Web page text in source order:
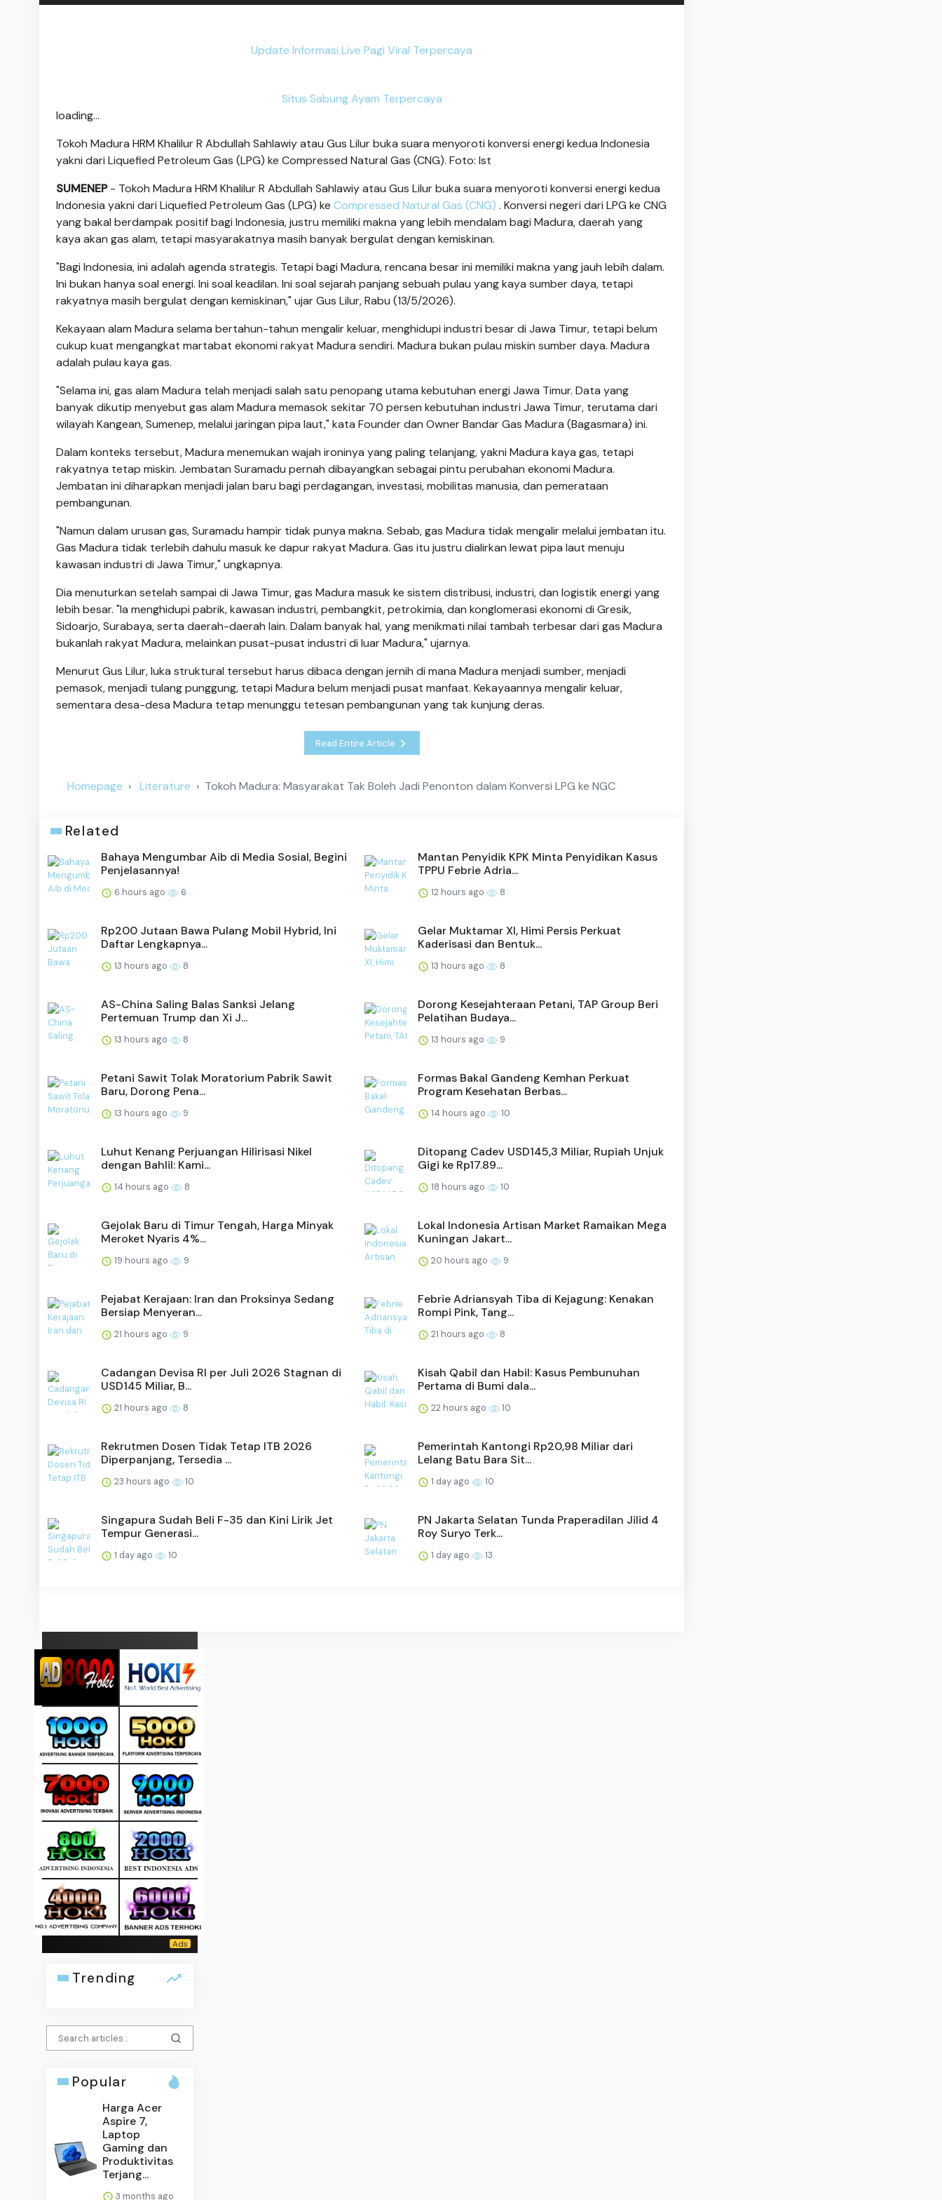
Update Informasi Live Pagi Viral Terpercaya
Situs Sabung Ayam Terpercaya
loading...
Tokoh Madura HRM Khalilur R Abdullah Sahlawiy atau Gus Lilur buka suara menyoroti konversi energi kedua Indonesia
yakni dari Liquefied Petroleum Gas (LPG) ke Compressed Natural Gas (CNG). Foto: Ist
SUMENEP- Tokoh Madura HRM Khalilur R Abdullah Sahlawiy atau Gus Lilur buka suara menyoroti konversi energi kedua
Indonesia yakni dari Liquefied Petroleum Gas (LPG) ke Compressed Natural Gas (CNG) . Konversi negeri dari LPG ke CNG
yang bakal berdampak positif bagi Indonesia, justru memiliki makna yang lebih mendalam bagi Madura, daerah yang
kaya akan gas alam, tetapi masyarakatnya masih banyak bergulat dengan kemiskinan.
"Bagi Indonesia, ini adalah agenda strategis. Tetapi bagi Madura, rencana besar ini memiliki makna yang jauh lebih dalam.
Ini bukan hanya soal energi. Ini soal keadilan. Ini soal sejarah panjang sebuah pulau yang kaya sumber daya, tetapi
rakyatnya masih bergulat dengan kemiskinan," ujar Gus Lilur, Rabu (13/5/2026).
Kekayaan alam Madura selama bertahun-tahun mengalir keluar, menghidupi industri besar di Jawa Timur, tetapi belum
cukup kuat mengangkat martabat ekonomi rakyat Madura sendiri. Madura bukan pulau miskin sumber daya. Madura
adalah pulau kaya gas.
"Selama ini, gas alam Madura telah menjadi salah satu penopang utama kebutuhan energi Jawa Timur. Data yang
banyak dikutip menyebut gas alam Madura memasok sekitar 70 persen kebutuhan industri Jawa Timur, terutama dari
wilayah Kangean, Sumenep, melalui jaringan pipa laut," kata Founder dan Owner Bandar Gas Madura (Bagasmara) ini.
Dalam konteks tersebut, Madura menemukan wajah ironinya yang paling telanjang, yakni Madura kaya gas, tetapi
rakyatnya tetap miskin. Jembatan Suramadu pernah dibayangkan sebagai pintu perubahan ekonomi Madura.
Jembatan ini diharapkan menjadi jalan baru bagi perdagangan, investasi, mobilitas manusia, dan pemerataan
pembangunan.
"Namun dalam urusan gas, Suramadu hampir tidak punya makna. Sebab, gas Madura tidak mengalir melalui jembatan itu.
Gas Madura tidak terlebih dahulu masuk ke dapur rakyat Madura. Gas itu justru dialirkan lewat pipa laut menuju
kawasan industri di Jawa Timur," ungkapnya.
Dia menuturkan setelah sampai di Jawa Timur, gas Madura masuk ke sistem distribusi, industri, dan logistik energi yang
lebih besar. "Ia menghidupi pabrik, kawasan industri, pembangkit, petrokimia, dan konglomerasi ekonomi di Gresik,
Sidoarjo, Surabaya, serta daerah-daerah lain. Dalam banyak hal, yang menikmati nilai tambah terbesar dari gas Madura
bukanlah rakyat Madura, melainkan pusat-pusat industri di luar Madura," ujarnya.
Menurut Gus Lilur, luka struktural tersebut harus dibaca dengan jernih di mana Madura menjadi sumber, menjadi
pemasok, menjadi tulang punggung, tetapi Madura belum menjadi pusat manfaat. Kekayaannya mengalir keluar,
sementara desa-desa Madura tetap menunggu tetesan pembangunan yang tak kunjung deras.
Read Entire Article
Homepage Literature Tokoh Madura: Masyarakat Tak Boleh Jadi Penonton dalam Konversi LPG ke NGC
Related
Bahaya Mengumbar Aib di Media Sosial, Begini
Penjelasannya!
6 hours ago 6
Mantan Penyidik KPK Minta Penyidikan Kasus
TPPU Febrie Adria...
12 hours ago 8
Rp200 Jutaan Bawa Pulang Mobil Hybrid, Ini
Daftar Lengkapnya...
13 hours ago 8
Gelar Muktamar XI, Himi Persis Perkuat
Kaderisasi dan Bentuk...
13 hours ago 8
AS-China Saling Balas Sanksi Jelang
Pertemuan Trump dan Xi J...
13 hours ago 8
Dorong Kesejahteraan Petani, TAP Group Beri
Pelatihan Budaya...
13 hours ago 9
Petani Sawit Tolak Moratorium Pabrik Sawit
Baru, Dorong Pena...
13 hours ago 9
Formas Bakal Gandeng Kemhan Perkuat
Program Kesehatan Berbas...
14 hours ago 10
Luhut Kenang Perjuangan Hilirisasi Nikel
dengan Bahlil: Kami...
14 hours ago 8
Ditopang Cadev USD145,3 Miliar, Rupiah Unjuk
Gigi ke Rp17.89...
18 hours ago 10
Gejolak Baru di Timur Tengah, Harga Minyak
Meroket Nyaris 4%...
19 hours ago 9
Lokal Indonesia Artisan Market Ramaikan Mega
Kuningan Jakart...
20 hours ago 9
Pejabat Kerajaan: Iran dan Proksinya Sedang
Bersiap Menyeran...
21 hours ago 9
Febrie Adriansyah Tiba di Kejagung: Kenakan
Rompi Pink, Tang...
21 hours ago 8
Cadangan Devisa RI per Juli 2026 Stagnan di
USD145 Miliar, B...
21 hours ago 8
Kisah Qabil dan Habil: Kasus Pembunuhan
Pertama di Bumi dala...
22 hours ago 10
Rekrutmen Dosen Tidak Tetap ITB 2026
Diperpanjang, Tersedia ...
23 hours ago 10
Pemerintah Kantongi Rp20,98 Miliar dari
Lelang Batu Bara Sit...
1 day ago 10
Singapura Sudah Beli F-35 dan Kini Lirik Jet
Tempur Generasi...
1 day ago 10
PN Jakarta Selatan Tunda Praperadilan Jilid 4
Roy Suryo Terk...
1 day ago 13
Trending
Popular
Harga Acer
Aspire 7,
Laptop
Gaming dan
Produktivitas
Terjang...
3 months ago